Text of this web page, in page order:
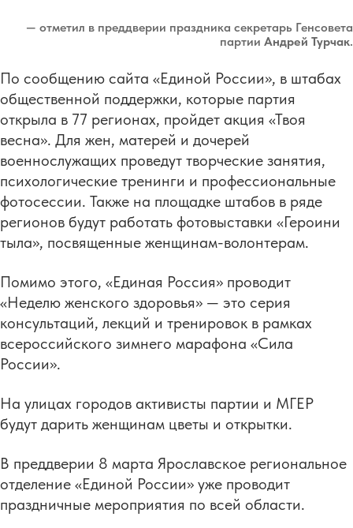
— отметил в преддверии праздника секретарь Генсовета
партии Андрей Турчак.
По сообщению сайта «Единой России», в штабах
общественной поддержки, которые партия
открыла в 77 регионах, пройдет акция «Твоя
весна». Для жен, матерей и дочерей
военнослужащих проведут творческие занятия,
психологические тренинги и профессиональные
фотосессии. Также на площадке штабов в ряде
регионов будут работать фотовыставки «Героини
тыла», посвященные женщинам-волонтерам.
Помимо этого, «Единая Россия» проводит
«Неделю женского здоровья» — это серия
консультаций, лекций и тренировок в рамках
всероссийского зимнего марафона «Сила
России».
На улицах городов активисты партии и МГЕР
будут дарить женщинам цветы и открытки.
В преддверии 8 марта Ярославское региональное
отделение «Единой России» уже проводит
праздничные мероприятия по всей области.